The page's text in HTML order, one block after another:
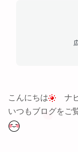
こんにちは
ナ
いつもブログをご